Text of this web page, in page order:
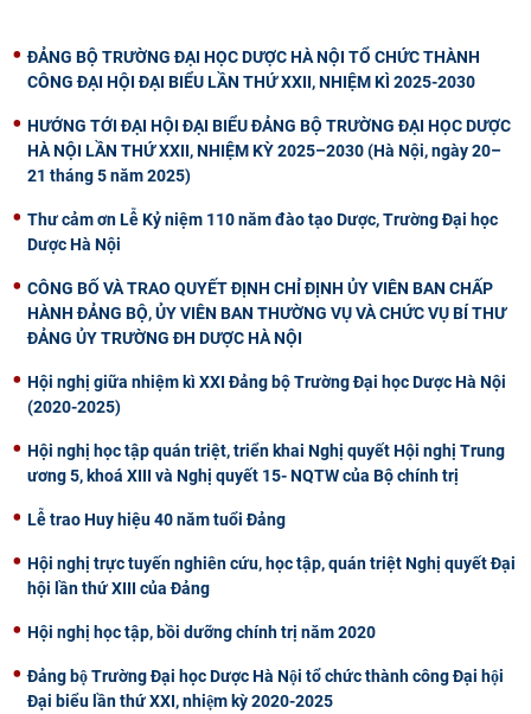
ĐẢNG BỘ TRƯỜNG ĐẠI HỌC DƯỢC HÀ NỘI TỔ CHỨC THÀNH
CÔNG ĐẠI HỘI ĐẠI BIỂU LẦN THỨ XXII, NHIỆM KÌ 2025-2030
HƯỚNG TỚI ĐẠI HỘI ĐẠI BIỂU ĐẢNG BỘ TRƯỜNG ĐẠI HỌC DƯỢC
HÀ NỘI LẦN THỨ XXII, NHIỆM KỲ 2025–2030 (Hà Nội, ngày 20–
21 tháng 5 năm 2025)
Thư cảm ơn Lễ Kỷ niệm 110 năm đào tạo Dược, Trường Đại học
Dược Hà Nội
CÔNG BỐ VÀ TRAO QUYẾT ĐỊNH CHỈ ĐỊNH ỦY VIÊN BAN CHẤP
HÀNH ĐẢNG BỘ, ỦY VIÊN BAN THƯỜNG VỤ VÀ CHỨC VỤ BÍ THƯ
ĐẢNG ỦY TRƯỜNG ĐH DƯỢC HÀ NỘI
Hội nghị giữa nhiệm kì XXI Đảng bộ Trường Đại học Dược Hà Nội
(2020-2025)
Hội nghị học tập quán triệt, triển khai Nghị quyết Hội nghị Trung
ương 5, khoá XIII và Nghị quyết 15- NQTW của Bộ chính trị
Lễ trao Huy hiệu 40 năm tuổi Đảng
Hội nghị trực tuyến nghiên cứu, học tập, quán triệt Nghị quyết Đại
hội lần thứ XIII của Đảng
Hội nghị học tập, bồi dưỡng chính trị năm 2020
Đảng bộ Trường Đại học Dược Hà Nội tổ chức thành công Đại hội
Đại biểu lần thứ XXI, nhiệm kỳ 2020-2025